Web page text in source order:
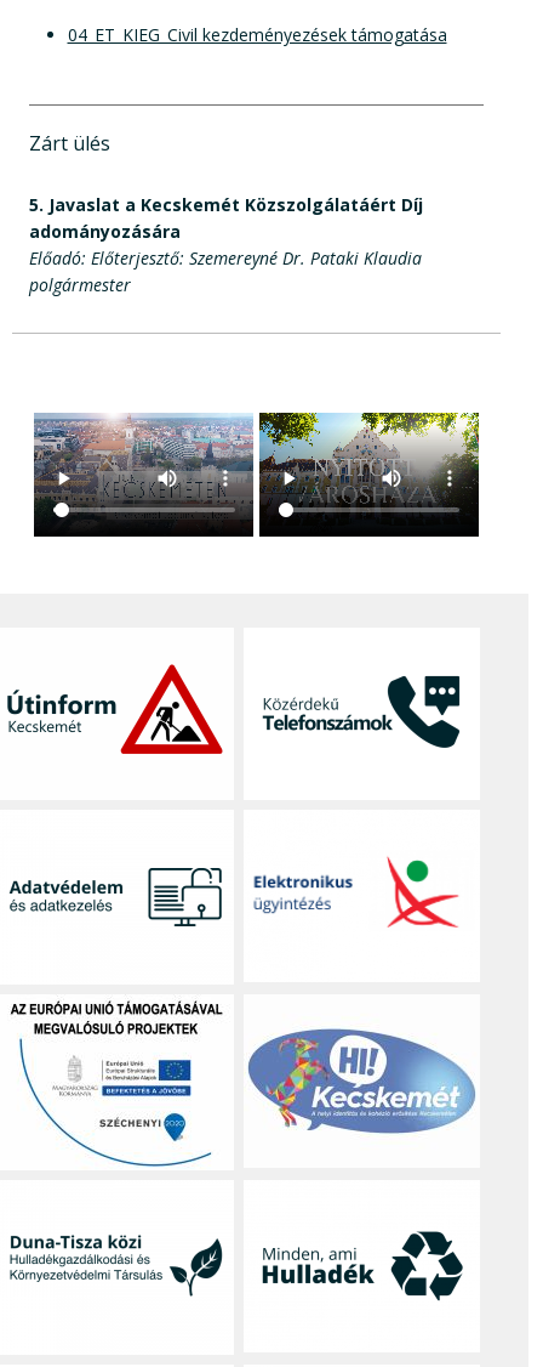
04_ET_KIEG_Civil kezdeményezések támogatása
Zárt ülés
5. Javaslat a Kecskemét Közszolgálatáért Díj
adományozására
Előadó: Előterjesztő: Szemereyné Dr. Pataki Klaudia
polgármester